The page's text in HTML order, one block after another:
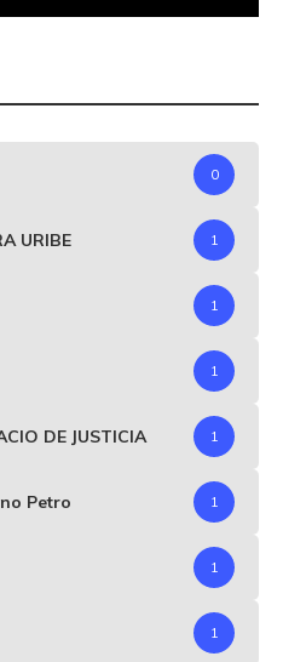
0
URIBE 1
1
1
DE JUSTICIA 1
Petro 1
1
1